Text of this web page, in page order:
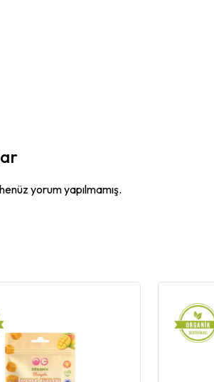
yorum yapılmamış.